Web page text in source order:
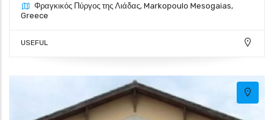
Φραγκικός Πύργος της Λιάδας, Markopoulo Mesogaias,
Greece
USEFUL